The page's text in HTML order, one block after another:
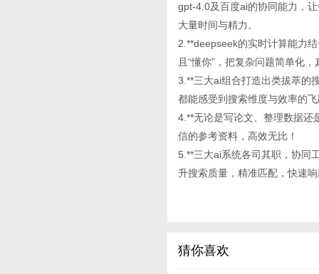
gpt-4.0及百度ai的协同能力，
大量时间与精力。
2.**deepseek的实时计算能力
且“懂你”，把复杂问题简单化
3.**三大ai组合打造出类拔萃的
都能感受到搜索维度与效率的
4.**无论是写论文、整理数据
信的参考资料，高效无比！
5.**三大ai系统各司其职，协同
升搜索质量，精准匹配，快速
猜你喜欢